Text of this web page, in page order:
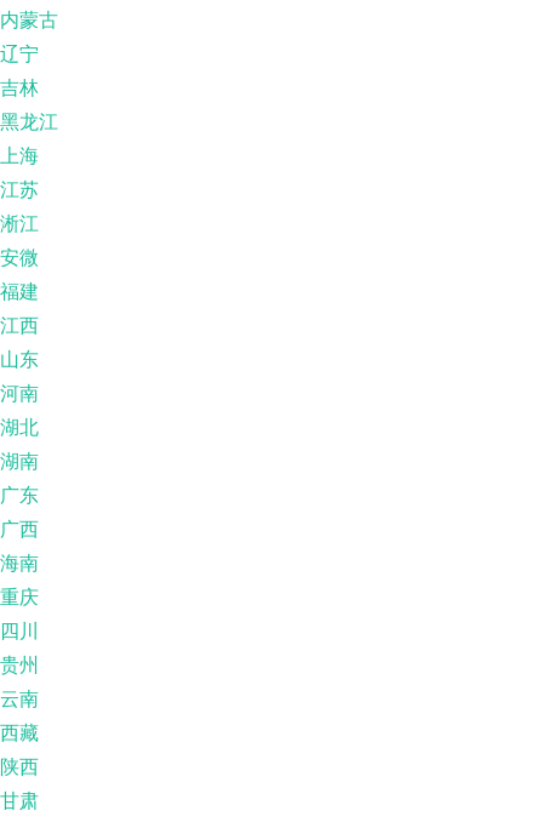
内蒙古
辽宁
吉林
黑龙江
上海
江苏
淅江
安微
福建
江西
山东
河南
湖北
湖南
广东
广西
海南
重庆
四川
贵州
云南
西藏
陕西
甘肃